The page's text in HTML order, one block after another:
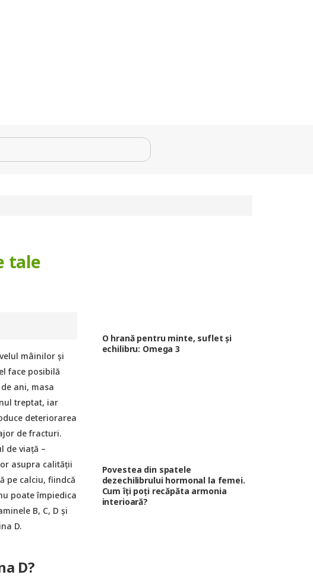
tale
mâinilor și
face posibilă
ani, masa
treptat, iar
deteriorarea
de fracturi.
de viață –
asupra calității
pe calciu, fiindcă
poate împiedica
B, C, D și
D.
D?
O hrană pentru minte, suflet și
echilibru: Omega 3
Povestea din spatele
dezechilibrului hormonal la femei.
Cum îți poți recăpăta armonia
interioară?